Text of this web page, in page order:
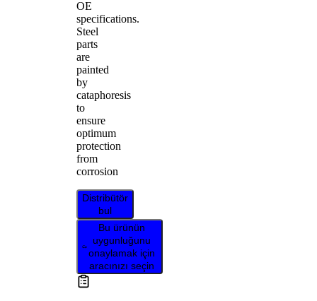
OE
specifications.
Steel
parts
are
painted
by
cataphoresis
to
ensure
optimum
protection
from
corrosion
Distribütör
bul
Bu ürünün
uygunluğunu
onaylamak için
aracınızı seçin